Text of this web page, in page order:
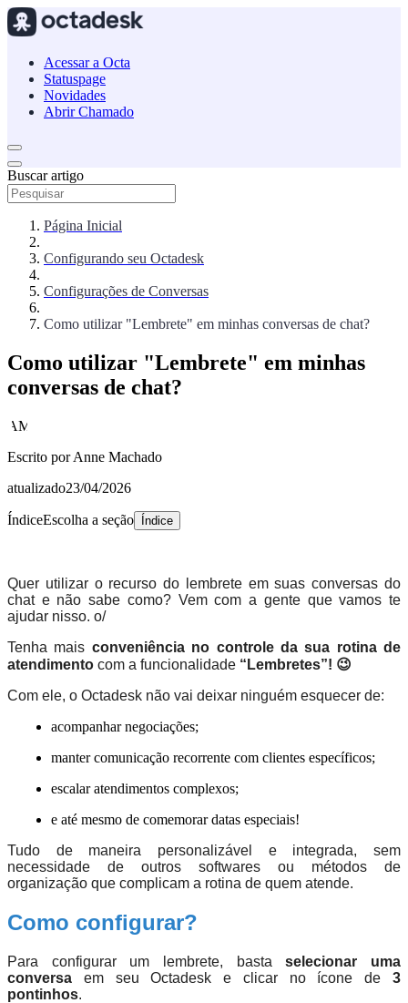
Acessar a Octa
Statuspage
Novidades
Abrir Chamado
Buscar artigo
Página Inicial
Configurando seu Octadesk
Configurações de Conversas
Como utilizar "Lembrete" em minhas conversas de chat?
Como utilizar "Lembrete" em minhas
conversas de chat?
AM
Escrito porAnne Machado
atualizado23/04/2026
ÍndiceEscolha a seção Índice
Quer utilizar o recurso do lembrete em suas conversas do
chat e não sabe como? Vem com a gente que vamos te
ajudar nisso. o/
Tenha mais conveniência no controle da sua rotina de
atendimento com a funcionalidade “Lembretes”! 😉
Com ele, o Octadesk não vai deixar ninguém esquecer de:
acompanhar negociações;
manter comunicação recorrente com clientes específicos;
escalar atendimentos complexos;
e até mesmo de comemorar datas especiais!
Tudo de maneira personalizável e integrada, sem
necessidade de outros softwares ou métodos de
organização que complicam a rotina de quem atende.
Como configurar?
Para configurar um lembrete, bastaselecionar uma
conversa em seu Octadesk e clicar no ícone de 3
pontinhos.